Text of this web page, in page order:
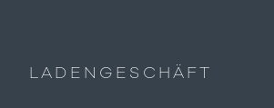
LADENGESCHÄFT